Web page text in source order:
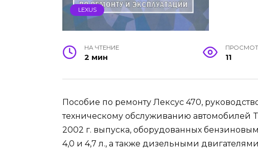
LEXUS
НА ЧТЕНИЕ
2 мин 11
Пособие по ремонту Лексус 470,
техническому обслуживанию автомобилей
2002 г. выпуска, оборудованных
4,0 и 4,7 л., а также дизельными